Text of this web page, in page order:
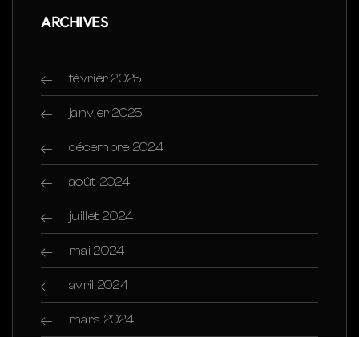
ARCHIVES
février 2025
janvier 2025
décembre 2024
août 2024
juillet 2024
mai 2024
avril 2024
mars 2024